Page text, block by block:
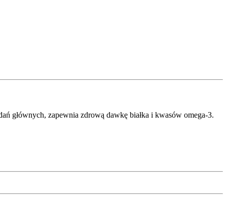
głównych, zapewnia zdrową dawkę białka i kwasów omega-3.